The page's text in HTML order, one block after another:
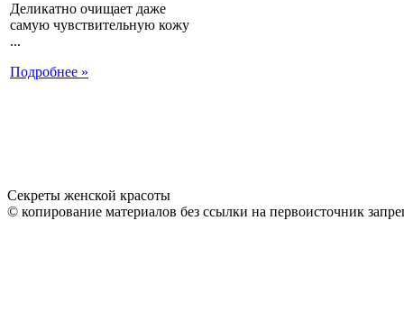
Деликатно очищает даже
самую чувствительную кожу
...
Подробнее »
Секреты женской красоты
© копирование материалов без ссылки на первоисточник